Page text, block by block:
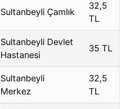
Sultanbeyli Çamlık
32,5
TL
Sultanbeyli Devlet
Hastanesi
35 TL
Sultanbeyli
Merkez
32,5
TL